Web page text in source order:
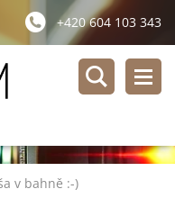
+420 604 103 343
v bahně :-)